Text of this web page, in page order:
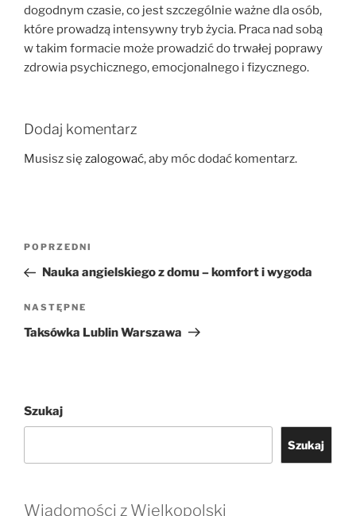
dogodnym czasie, co jest szczególnie ważne dla osób,
które prowadzą intensywny tryb życia. Praca nad sobą
w takim formacie może prowadzić do trwałej poprawy
zdrowia psychicznego, emocjonalnego i fizycznego.
Dodaj komentarz
Musisz się zalogować, aby móc dodać komentarz.
Nawigacja
Poprzedni
wpis
POPRZEDNI
Nauka angielskiego z domu – komfort i wygoda
Następny
wpis
NASTĘPNE
Taksówka Lublin Warszawa
Szukaj
Szukaj
Wiadomości z Wielkopolski